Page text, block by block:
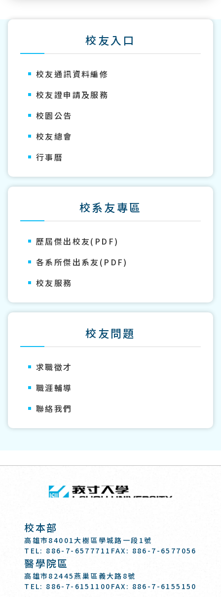
校友入口
校友通訊資料編修
校友證申請及服務
校園公告
校友總會
行事曆
校系友專區
歷屆傑出校友(PDF)
各系所傑出系友(PDF)
校友服務
校友問題
求職徵才
職涯輔導
聯絡我們
回頂端
校本部
高雄市84001大樹區學城路一段1號
TEL: 886-7-6577711 FAX: 886-7-6577056
醫學院區
高雄市82445燕巢區義大路8號
TEL: 886-7-6151100 FAX: 886-7-6155150